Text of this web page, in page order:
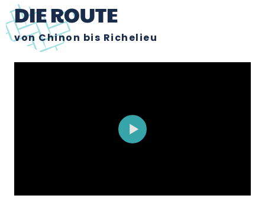
DIE ROUTE
von Chinon bis Richelieu